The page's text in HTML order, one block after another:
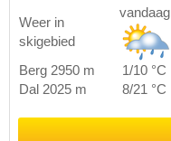
Weer in
skigebied
vandaag
Berg 2950 m 1/10 °C
Dal 2025 m
8/21 °C